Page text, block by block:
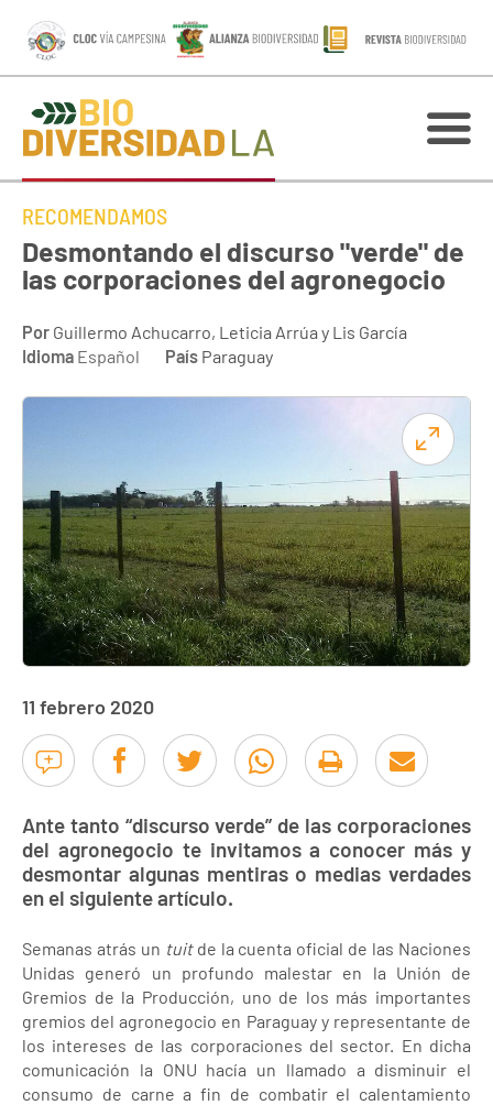
RECOMENDAMOS
Desmontando el discurso "verde" de
las corporaciones del agronegocio
Por Guillermo Achucarro, Leticia Arrúa y Lis García
Idioma Español País Paraguay
11 febrero 2020
Ante tanto “discurso verde” de las corporaciones
del agronegocio te invitamos a conocer más y
desmontar algunas mentiras o medias verdades
en el siguiente artículo.
Semanas atrás un tuitde la cuenta oficial de las Naciones
Unidas generó un profundo malestar en la Unión de
Gremios de la Producción, uno de los más importantes
gremios del agronegocio en Paraguay y representante de
los intereses de las corporaciones del sector. En dicha
comunicación la ONU hacía un llamado a disminuir el
consumo de carne a fin de combatir el calentamiento